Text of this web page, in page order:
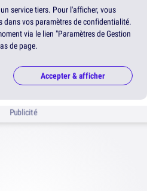
service tiers. Pour l'afficher, vous
dans vos paramètres de confidentialité.
via le lien "Paramètres de Gestion
de page.
Accepter & afficher
Publicité